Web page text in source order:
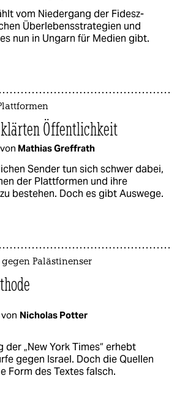
vom Niedergang der Fidesz-
Überlebensstrategien und
nun in Ungarn für Medien gibt.
Öffentlichkeit
von Mathias Greffrath
Sender tun sich schwer dabei,
der Plattformen und ihre
bestehen. Doch es gibt Auswege.
Palästinenser
Nicholas Potter
„New York Times“ erhebt
gegen Israel. Doch die Quellen
Form des Textes falsch.